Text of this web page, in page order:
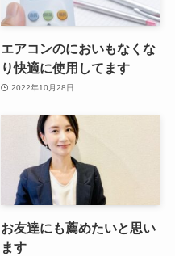
エアコンのにおいもなくな
り快適に使用してます
2022年10月28日
お友達にも薦めたいと思い
ます